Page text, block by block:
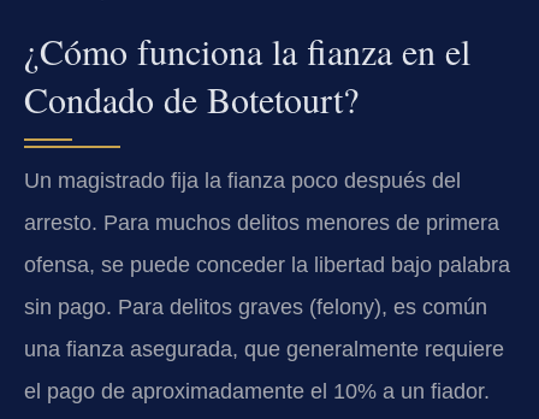
¿Cómo funciona la fianza en el
Condado de Botetourt?
Un magistrado fija la fianza poco después del
arresto. Para muchos delitos menores de primera
ofensa, se puede conceder la libertad bajo palabra
sin pago. Para delitos graves (felony), es común
una fianza asegurada, que generalmente requiere
el pago de aproximadamente el 10% a un fiador.